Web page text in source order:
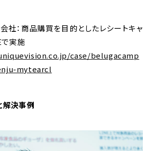
社：商品購買を目的としたレシートキャ
実施
case/belugacamp
mytearcl
決事例